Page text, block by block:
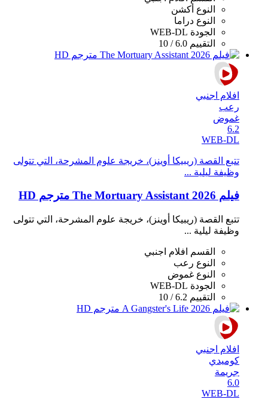
النوع أكشن
النوع دراما
الجودة WEB-DL
التقييم 6.0 / 10
افلام اجنبي
رعب
غموض
6.2
WEB-DL
تتبع القصة (ريبيكا أوينز)، خريجة علوم المشرحة، التي تتولى
وظيفة ليلية ...
فيلم The Mortuary Assistant 2026 مترجم HD
تتبع القصة (ريبيكا أوينز)، خريجة علوم المشرحة، التي تتولى
وظيفة ليلية ...
القسم
افلام اجنبي
النوع رعب
النوع غموض
الجودة WEB-DL
التقييم 6.2 / 10
افلام اجنبي
كوميدي
جريمة
6.0
WEB-DL